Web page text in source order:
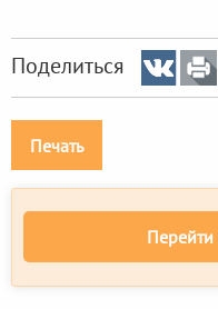
Поделиться
Печать